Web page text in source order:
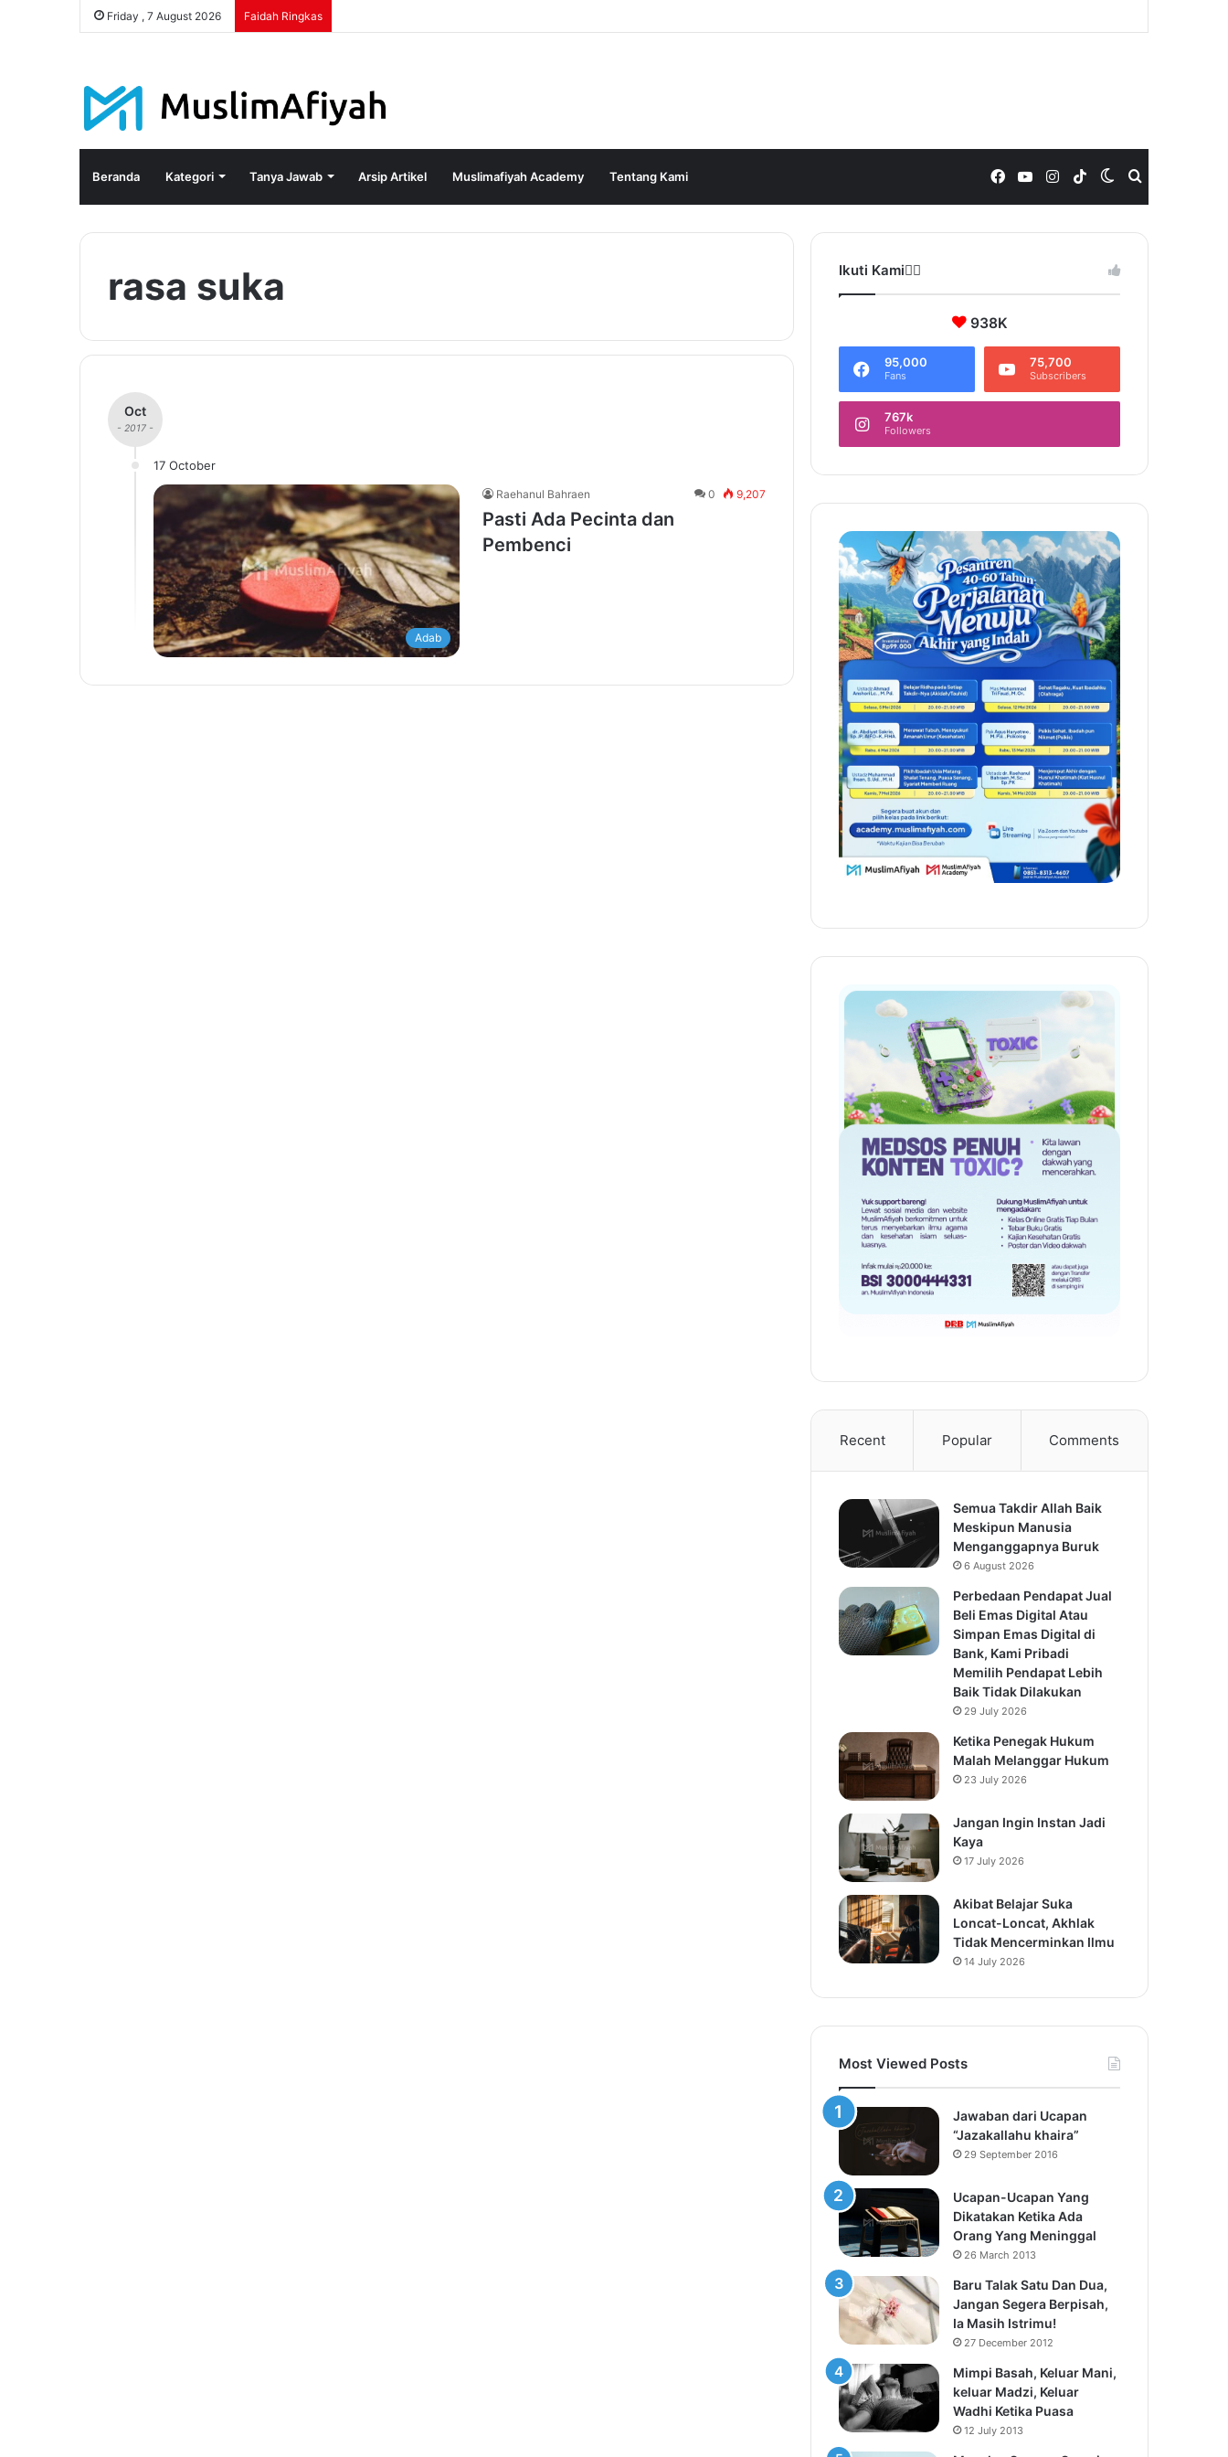
Friday , 7 August 2026 Faidah Ringkas
Beranda Kategori Tanya Jawab Arsip Artikel Muslimafiyah Academy Tentang Kami Switch
skin
TikTok
Instagram
YouTube
Facebook
rasa suka
Oct
- 2017 -
17 October
Adab
Raehanul Bahraen 0 9,207
Pasti Ada Pecinta dan
Pembenci
Ikuti Kami❤️‍🔥
938K
95,000
Fans
75,700
Subscribers
767k
Followers
Recent Popular Comments
Semua Takdir Allah Baik
Meskipun Manusia
Menganggapnya Buruk
6 August 2026
Perbedaan Pendapat Jual
Beli Emas Digital Atau
Simpan Emas Digital di
Bank, Kami Pribadi
Memilih Pendapat Lebih
Baik Tidak Dilakukan
29 July 2026
Ketika Penegak Hukum
Malah Melanggar Hukum
23 July 2026
Jangan Ingin Instan Jadi
Kaya
17 July 2026
Akibat Belajar Suka
Loncat-Loncat, Akhlak
Tidak Mencerminkan Ilmu
14 July 2026
Most Viewed Posts
Jawaban dari Ucapan
“Jazakallahu khaira”
29 September 2016
Ucapan-Ucapan Yang
Dikatakan Ketika Ada
Orang Yang Meninggal
26 March 2013
Baru Talak Satu Dan Dua,
Jangan Segera Berpisah,
Ia Masih Istrimu!
27 December 2012
Mimpi Basah, Keluar Mani,
keluar Madzi, Keluar
Wadhi Ketika Puasa
12 July 2013